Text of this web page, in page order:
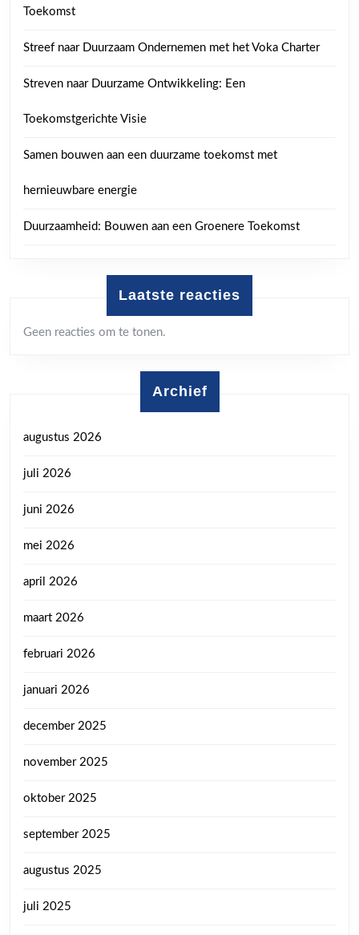
Toekomst
Streef naar Duurzaam Ondernemen met het Voka Charter
Streven naar Duurzame Ontwikkeling: Een
Toekomstgerichte Visie
Samen bouwen aan een duurzame toekomst met
hernieuwbare energie
Duurzaamheid: Bouwen aan een Groenere Toekomst
Laatste reacties
Geen reacties om te tonen.
Archief
augustus 2026
juli 2026
juni 2026
mei 2026
april 2026
maart 2026
februari 2026
januari 2026
december 2025
november 2025
oktober 2025
september 2025
augustus 2025
juli 2025